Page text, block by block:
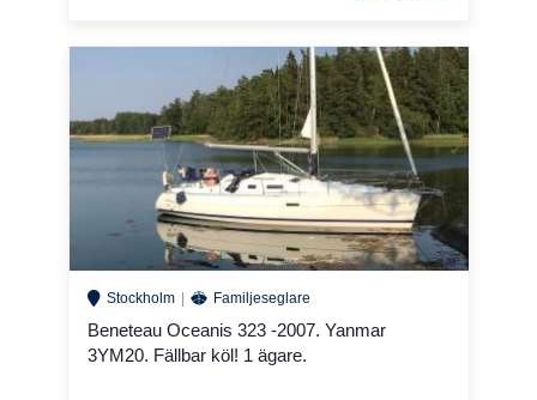
Stockholm Familjeseglare
Beneteau Oceanis 323 -2007. Yanmar
3YM20. Fällbar köl! 1 ägare.